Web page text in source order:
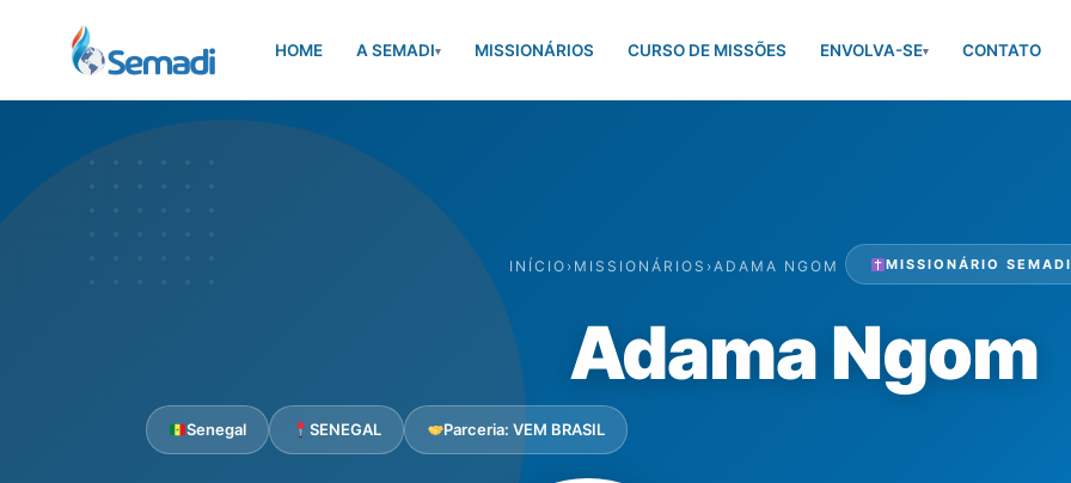
HOME A SEMADI▾ MISSIONÁRIOS CURSO DE MISSÕES ENVOLVA-SE▾ CONTATO
INÍCIO › MISSIONÁRIOS ›ADAMA NGOM MISSIONÁRIO SEMADI
Adama Ngom
Senegal SENEGAL Parceria: VEM BRASIL